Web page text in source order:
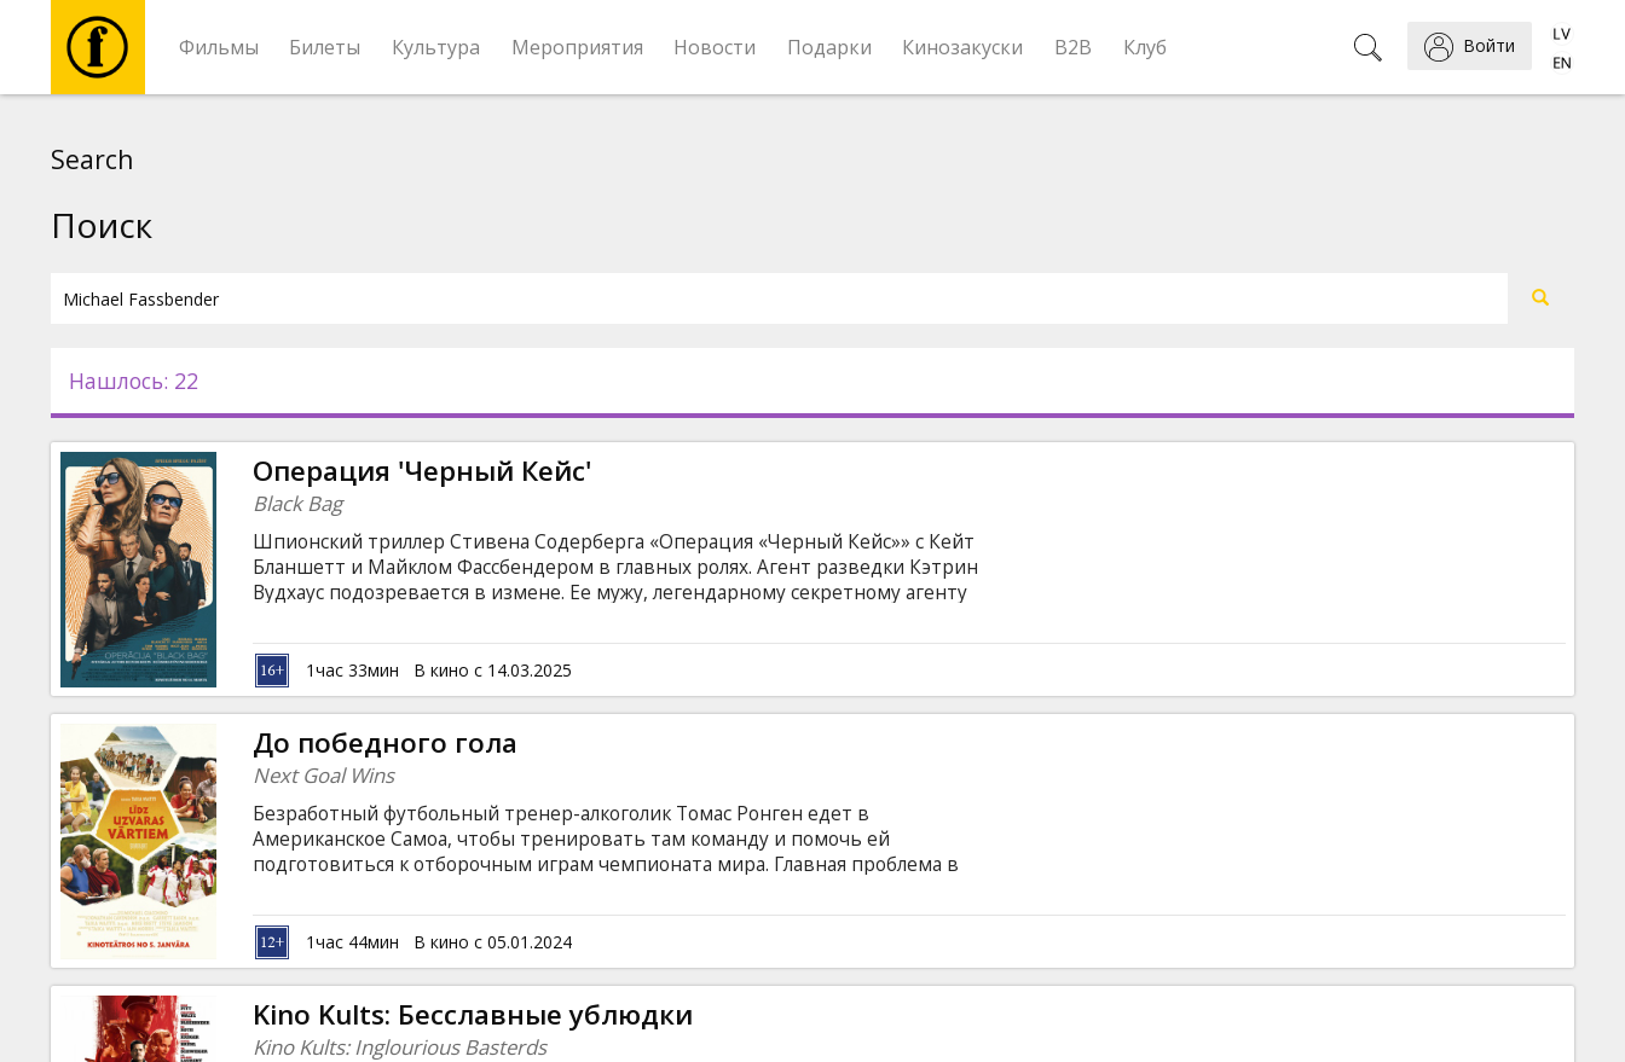
Фильмы Билеты Культура Мероприятия Новости Подарки Кинозакуски B2B Клуб Войти
Новости
Подарки
Кинозакуски
B2B
Клуб
Search
Поиск
Нашлось: 22
Операция 'Черный Кейс'
Black Bag
Шпионский триллер Стивена Содерберга «Операция «Черный Кейс»» с Кейт
Бланшетт и Майклом Фассбендером в главных ролях. Агент разведки Кэтрин
Вудхаус подозревается в измене. Ее мужу, легендарному секретному агенту
своему браку или своей стране. Фильм на английском языке с субтитрами на
латышском и русском языках.
1час 33мин В кино с 14.03.2025
До победного гола
Next Goal Wins
Безработный футбольный тренер-алкоголик Томас Ронген едет в
Американское Самоа, чтобы тренировать там команду и помочь ей
подготовиться к отборочным играм чемпионата мира. Главная проблема в
антирекорд в истории футбола – 31 пропущенный гол за игру. Перед
Томасом стоит непростая задача не только с победой команды, но и с
победой над самим собой. Фильм на английском языке с субтитрами на
латышском и русском языках.
1час 44мин В кино с 05.01.2024
Kino Kults: Бесславные ублюдки
Kino Kults: Inglourious Basterds